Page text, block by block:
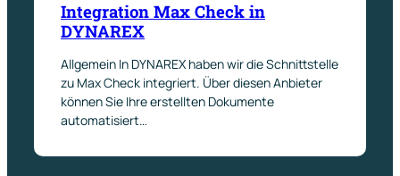
Integration Max Check in
DYNAREX
Allgemein In DYNAREX haben wir die Schnittstelle
zu Max Check integriert. Über diesen Anbieter
können Sie Ihre erstellten Dokumente
automatisiert…